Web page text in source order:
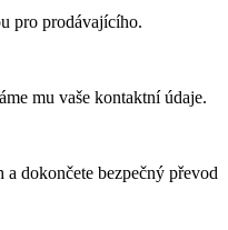
pro prodávajícího.
mu vaše kontaktní údaje.
dokončete bezpečný převod